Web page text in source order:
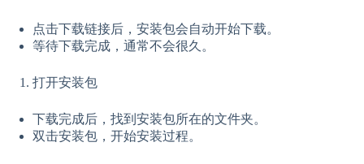
点击下载链接后，安装包会自动开始下载。
等待下载完成，通常不会很久。
打开安装包
下载完成后，找到安装包所在的文件夹。
双击安装包，开始安装过程。